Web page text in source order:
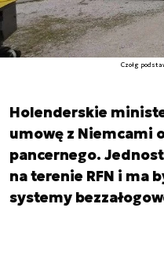
Czołg
Holenderskie
umowę z Niemcami
pancernego.
na terenie RFN i ma
systemy